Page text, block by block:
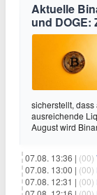
Aktuelle
und
sicherstellt,
ausreichende
August wird
07.08. 13:36 | (00)
07.08. 13:00 | (00)
07.08. 12:31 | (00)